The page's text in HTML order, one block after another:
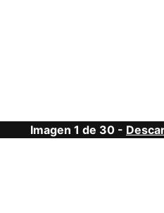
Imagen 1 de 30 -